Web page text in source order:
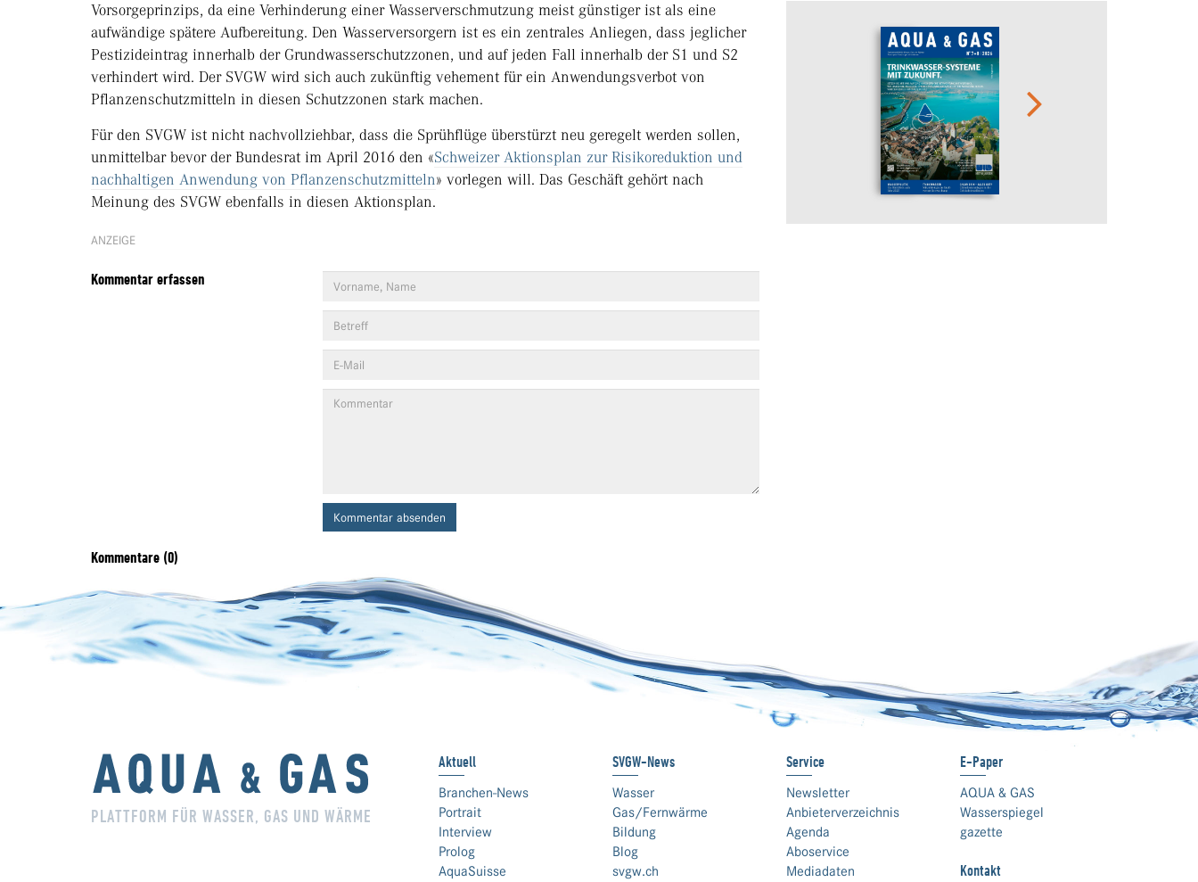
Vorsorgeprinzips, da eine Verhinderung einer Wasserverschmutzung meist günstiger ist als eine
aufwändige spätere Aufbereitung. Den Wasserversorgern ist es ein zentrales Anliegen, dass jeglicher
Pestizideintrag innerhalb der Grundwasserschutzzonen, und auf jeden Fall innerhalb der S1 und S2
verhindert wird. Der SVGW wird sich auch zukünftig vehement für ein Anwendungsverbot von
Pflanzenschutzmitteln in diesen Schutzzonen stark machen.
Für den SVGW ist nicht nachvollziehbar, dass die Sprühflüge überstürzt neu geregelt werden sollen,
unmittelbar bevor der Bundesrat im April 2016 den «Schweizer Aktionsplan zur Risikoreduktion und
nachhaltigen Anwendung von Pflanzenschutzmitteln» vorlegen will. Das Geschäft gehört nach
Meinung des SVGW ebenfalls in diesen Aktionsplan.
ANZEIGE
Kommentar erfassen
Kommentar absenden
Kommentare (0)
PLATTFORM FÜR WASSER, GAS UND WÄRME
Aktuell
Branchen-News
Portrait
Interview
Prolog
AquaSuisse
SVGW-News
Wasser
Gas/Fernwärme
Bildung
Blog
svgw.ch
Service
Newsletter
Anbieterverzeichnis
Agenda
Aboservice
Mediadaten
E-Paper
AQUA & GAS
Wasserspiegel
gazette
Kontakt